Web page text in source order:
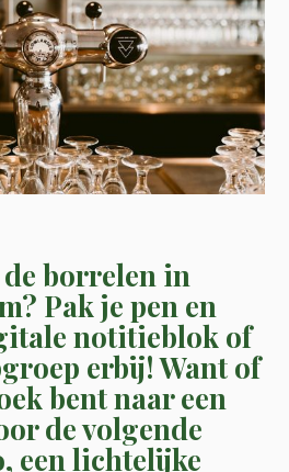
borrelen in
Pak je pen en
notitieblok of
erbij! Want of
bent naar een
de volgende
een lichtelijke